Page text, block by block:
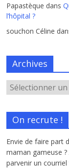
Papastèque dans
l’hôpital ?
souchon Céline
Archives
On recrute !
Envie de faire part
maman gameuse
parvenir un